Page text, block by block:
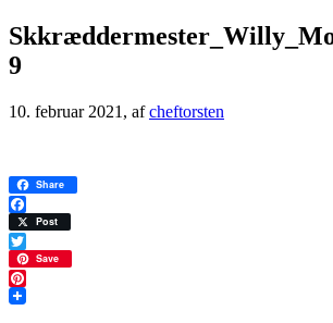
9
10. februar 2021 , afcheftorsten
Share
Facebook
Post
Twitter
Save
Pinterest